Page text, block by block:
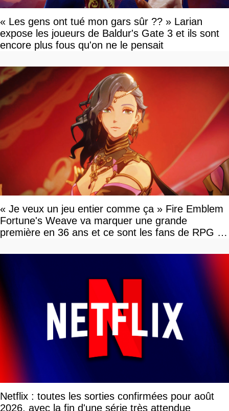
« Les gens ont tué mon gars sûr ?? » Larian
expose les joueurs de Baldur's Gate 3 et ils sont
encore plus fous qu'on ne le pensait
« Je veux un jeu entier comme ça » Fire Emblem
Fortune's Weave va marquer une grande
première en 36 ans et ce sont les fans de RPG en
Netflix : toutes les sorties confirmées pour août
2026, avec la fin d'une série très attendue